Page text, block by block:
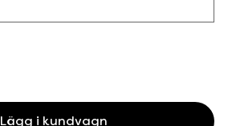
Lägg i kundvagn